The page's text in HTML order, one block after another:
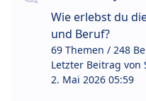
Wie erlebst du
und Beruf?
69 Themen / 248
Letzter Beitrag von
2. Mai 2026 05:59